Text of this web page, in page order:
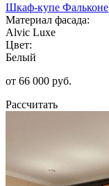
Шкаф-купе Фальконе
Материал фасада:
Alvic Luxe
Цвет:
Белый
от 66 000 руб.
Рассчитать